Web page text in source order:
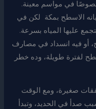
خصوصًا في مواسم معينة.
الاسطح بمكة لكن في
عليها المياه بسرعة.
أو فيه انسداد في مصارف
لفترة طويلة، وده خطر
صغيرة، ومع الوقت
صدأ في الحديد، وتبدأ